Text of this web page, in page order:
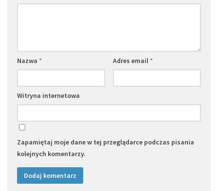
Nazwa * Adres email*
Witryna internetowa
Zapamiętaj moje dane w tej przeglądarce podczas pisania
kolejnych komentarzy.